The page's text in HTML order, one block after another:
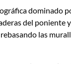
dominado
del poniente
las